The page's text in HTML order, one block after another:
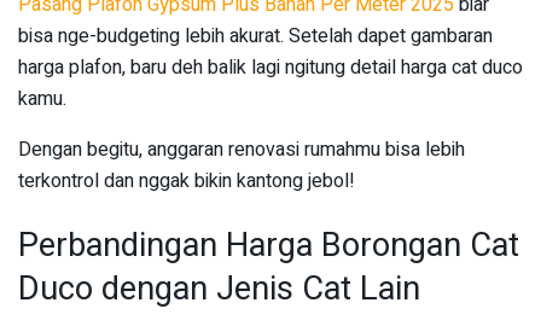
bisa nge-budgeting lebih akurat. Setelah dapet gambaran
harga plafon, baru deh balik lagi ngitung detail harga cat duco
kamu.
Dengan begitu, anggaran renovasi rumahmu bisa lebih
terkontrol dan nggak bikin kantong jebol!
Perbandingan Harga Borongan Cat
Duco dengan Jenis Cat Lain